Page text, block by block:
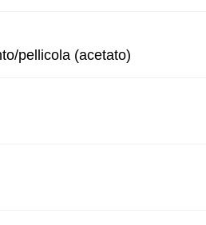
pellicola (acetato)